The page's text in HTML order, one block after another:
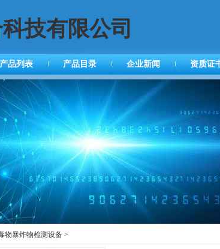
技有限公司
产品列表 产品目录 企业新闻 资质证
物暴炸物检测设备 >